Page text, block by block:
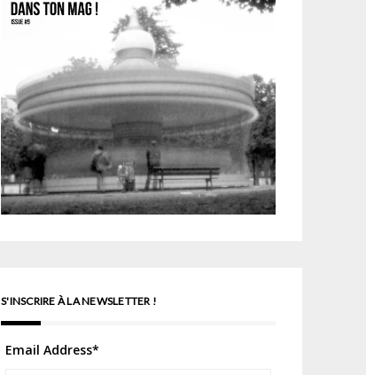
S'INSCRIRE À LA NEWSLETTER !
Email Address*